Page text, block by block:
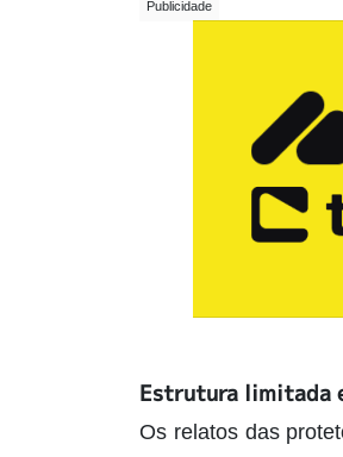
Estrutura limitada
Os relatos das